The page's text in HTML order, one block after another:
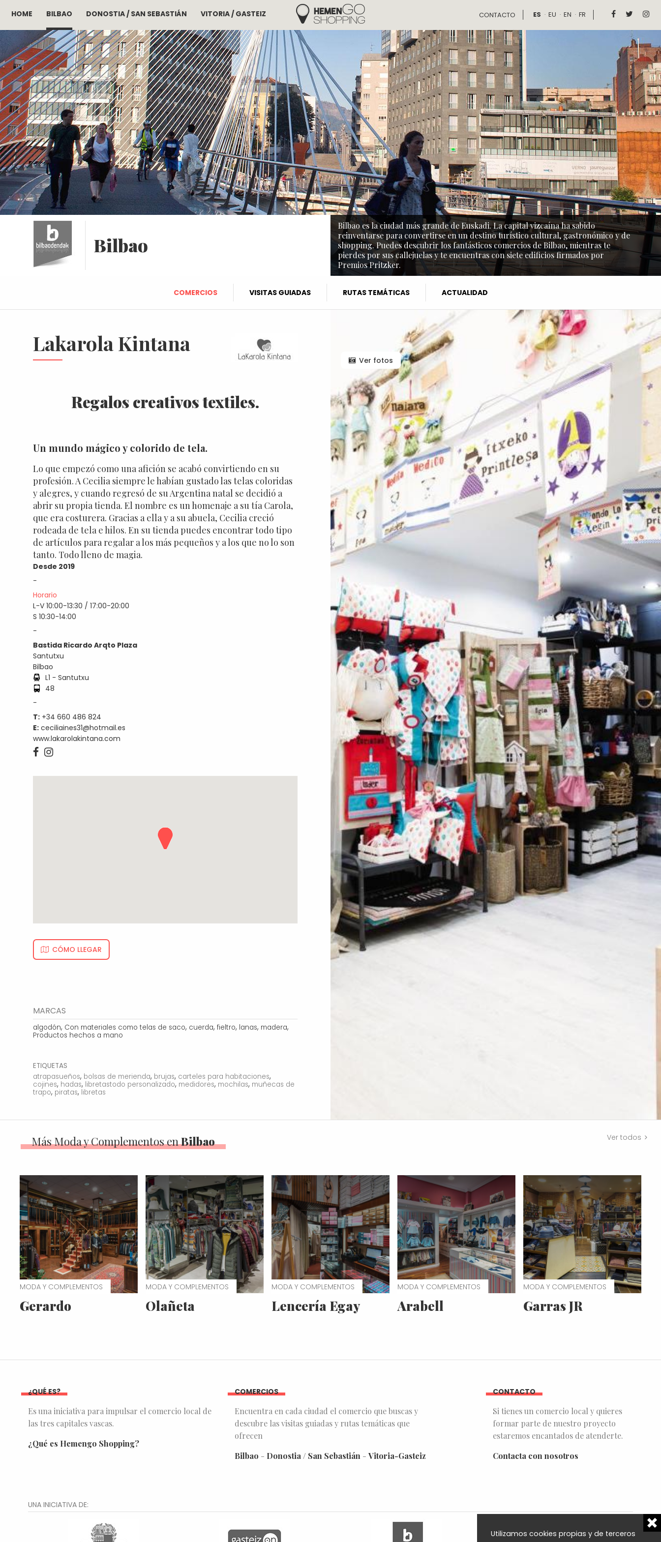
Pasar al contenido principal
HOME BILBAO DONOSTIA / SAN SEBASTIÁN VITORIA / GASTEIZ
Hemengo Shopping
CONTACTO ES EU EN FR   
Bilbao
Bilbao es la ciudad más grande de Euskadi. La capital vizcaína ha sabido
reinventarse para convertirse en un destino turístico cultural, gastronómico y de
shopping. Puedes descubrir los fantásticos comercios de Bilbao, mientras te
pierdes por sus callejuelas y te encuentras con siete edificios firmados por
Premios Pritzker.
COMERCIOS VISITAS GUIADAS RUTAS TEMÁTICAS ACTUALIDAD
Ver fotos
Lakarola Kintana
Regalos creativos textiles.
Un mundo mágico y colorido de tela.
Lo que empezó como una afición se acabó convirtiendo en su
profesión. A Cecilia siempre le habían gustado las telas coloridas
y alegres, y cuando regresó de su Argentina natal se decidió a
abrir su propia tienda. El nombre es un homenaje a su tía Carola,
que era costurera. Gracias a ella y a su abuela, Cecilia creció
rodeada de tela e hilos. En su tienda puedes encontrar todo tipo
de artículos para regalar a los más pequeños y a los que no lo son
tanto. Todo lleno de magia.
Desde 2019
-
Horario
L-V 10:00-13:30 / 17:00-20:00
S 10:30-14:00
-
Bastida Ricardo Arqto Plaza
Santutxu
Bilbao
L1 - Santutxu
48
-
T: +34 660 486 824
E: ceciliaines31@hotmail.es
www.lakarolakintana.com
 
CÓMO LLEGAR
MARCAS
algodón, Con materiales como telas de saco, cuerda, fieltro, lanas, madera,
Productos hechos a mano
ETIQUETAS
atrapasueños, bolsas de merienda, brujas, carteles para habitaciones,
cojines, hadas, libretastodo personalizado, medidores, mochilas, muñecas de
trapo, piratas, libretas
Más Moda y Complementos enBilbao Ver todos
MODA Y COMPLEMENTOS
Gerardo
MODA Y COMPLEMENTOS
Olañeta
MODA Y COMPLEMENTOS
Lencería Egay
MODA Y COMPLEMENTOS
Arabell
MODA Y COMPLEMENTOS
Garras JR
Utilizamos cookies propias y de terceros
¿QUÉ ES?
Es una iniciativa para impulsar el comercio local de
las tres capitales vascas.
¿Qué es Hemengo Shopping?
COMERCIOS
Encuentra en cada ciudad el comercio que buscas y
descubre las visitas guiadas y rutas temáticas que
ofrecen
Bilbao - Donostia / San Sebastián - Vitoria-Gasteiz
CONTACTO
Si tienes un comercio local y quieres
formar parte de nuestro proyecto
estaremos encantados de atenderte.
Contacta con nosotros
UNA INICIATIVA DE: